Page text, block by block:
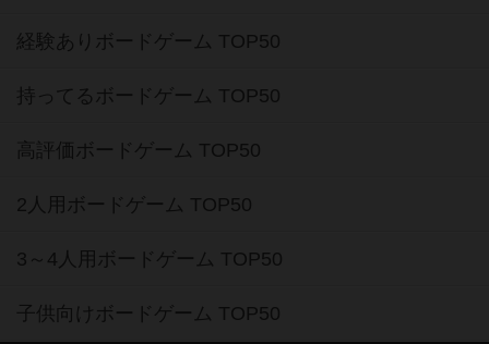
経験ありボードゲーム TOP50
持ってるボードゲーム TOP50
高評価ボードゲーム TOP50
2人用ボードゲーム TOP50
3～4人用ボードゲーム TOP50
子供向けボードゲーム TOP50